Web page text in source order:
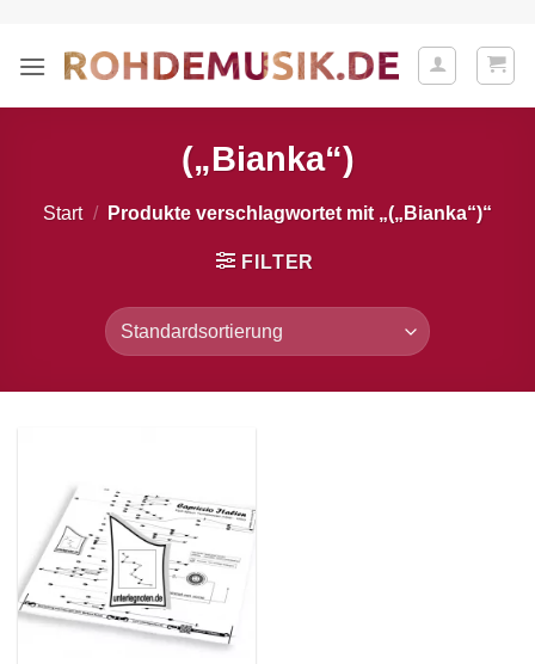
springen
(„Bianka“)
Start / Produkte verschlagwortet mit „(„Bianka“)“
FILTER